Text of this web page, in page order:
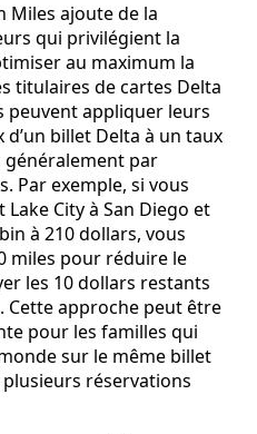
Miles ajoute de la
qui privilégient la
au maximum la
titulaires de cartes Delta
peuvent appliquer leurs
billet Delta à un taux
généralement par
Par exemple, si vous
City à San Diego et
à 210 dollars, vous
miles pour réduire le
les 10 dollars restants
Cette approche peut être
pour les familles qui
sur le même billet
réservations